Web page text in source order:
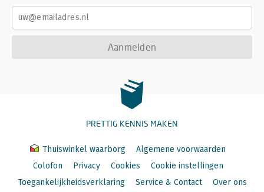
Aanmelden
PRETTIG KENNIS MAKEN
Thuiswinkel waarborg
Algemene voorwaarden
Colofon
Privacy Cookies
Cookie instellingen
Toegankelijkheidsverklaring
Service & Contact Over ons